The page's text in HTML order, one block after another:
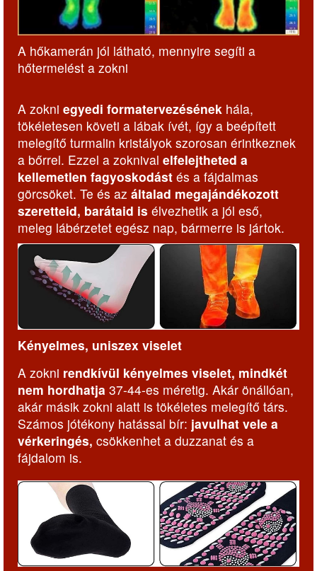
A hőkamerán jól látható, mennyire segíti a
hőtermelést a zokni
A zokni egyedi formatervezésének hála,
tökéletesen követi a lábak ívét, így a beépített
melegítő turmalin kristályok szorosan érintkeznek
a bőrrel. Ezzel a zoknival elfelejtheted a
kellemetlen fagyoskodást és a fájdalmas
görcsöket. Te és az általad megajándékozott
szeretteid, barátaid is élvezhetik a jól eső,
meleg lábérzetet egész nap, bármerre is jártok.
Kényelmes, uniszex viselet
A zokni rendkívül kényelmes viselet, mindkét
nem hordhatja 37-44-es méretig. Akár önállóan,
akár másik zokni alatt is tökéletes melegítő társ.
Számos jótékony hatással bír: javulhat vele a
vérkeringés, csökkenhet a duzzanat és a
fájdalom is.